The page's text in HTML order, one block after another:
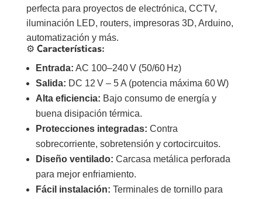
perfecta para proyectos de electrónica, CCTV,
iluminación LED, routers, impresoras 3D, Arduino,
automatización y más.
⚙️ Características:
Entrada: AC 100–240 V (50/60 Hz)
Salida: DC 12 V – 5 A (potencia máxima 60 W)
Alta eficiencia: Bajo consumo de energía y
buena disipación térmica.
Protecciones integradas: Contra
sobrecorriente, sobretensión y cortocircuitos.
Diseño ventilado: Carcasa metálica perforada
para mejor enfriamiento.
Fácil instalación: Terminales de tornillo para